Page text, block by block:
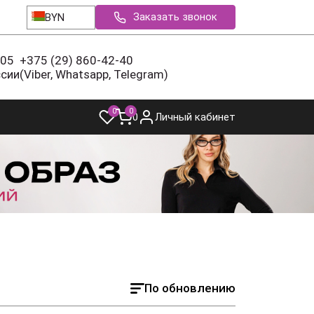
BYN Заказать звонок
+375 (29) 860-42-40
(Viber, Whatsapp, Telegram)
0 00 Личный кабинет
По обновлению